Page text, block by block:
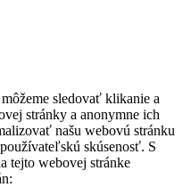
sledovať klikanie a
stránky a anonymne ich
našu webovú stránku
skúsenosť. S
tejto webovej stránke